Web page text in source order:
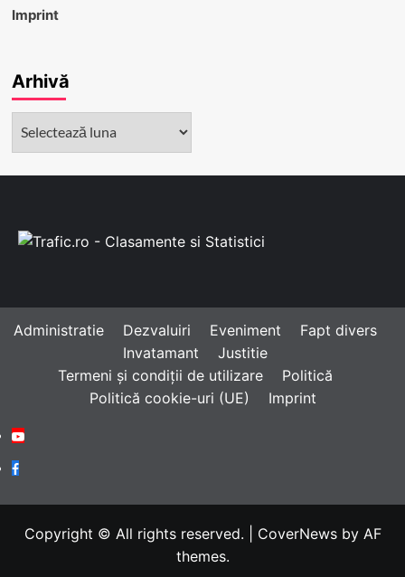
Imprint
Arhivă
Administratie Dezvaluiri Eveniment
Fapt divers
Invatamant
Justitie
Termeni și condiții de utilizare
Politică
Politică cookie-uri (UE)
Imprint
Youtube
Facebook
Copyright © All rights reserved. CoverNewsby AF
themes.